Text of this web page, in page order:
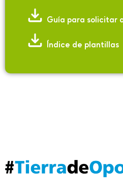
Guía para solicitar
Índice de plantillas